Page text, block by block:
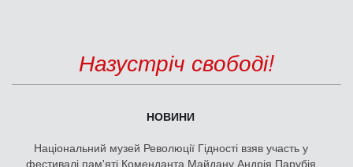
Назустріч свободі!
НОВИНИ
Національний музей Революції Гідності взяв участь у
фестивалі пам'яті Коменданта Майдану Андрія Парубія